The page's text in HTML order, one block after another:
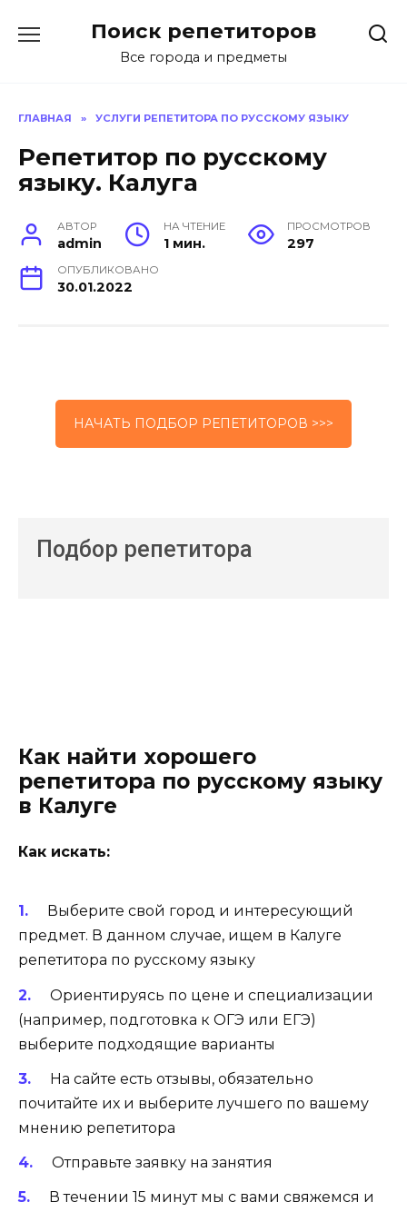
Поиск репетиторов
Все города и предметы
ГЛАВНАЯ » УСЛУГИ РЕПЕТИТОРА ПО РУССКОМУ ЯЗЫКУ
Репетитор по русскому
языку. Калуга
АВТОР
admin
НА ЧТЕНИЕ
1 мин.
ПРОСМОТРОВ
297
ОПУБЛИКОВАНО
30.01.2022
НАЧАТЬ ПОДБОР РЕПЕТИТОРОВ >>>
Подбор репетитора
Как найти хорошего
репетитора по русскому языку
в Калуге
Как искать:
Выберите свой город и интересующий
предмет. В данном случае, ищем в Калуге
репетитора по русскому языку
Ориентируясь по цене и специализации
(например, подготовка к ОГЭ или ЕГЭ)
выберите подходящие варианты
На сайте есть отзывы, обязательно
почитайте их и выберите лучшего по вашему
мнению репетитора
Отправьте заявку на занятия
В течении 15 минут мы с вами свяжемся и